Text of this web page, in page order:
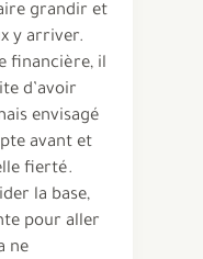
grandir et
y arriver.
financière, il
d’avoir
envisagé
avant et
fierté.
la base,
pour aller
ne